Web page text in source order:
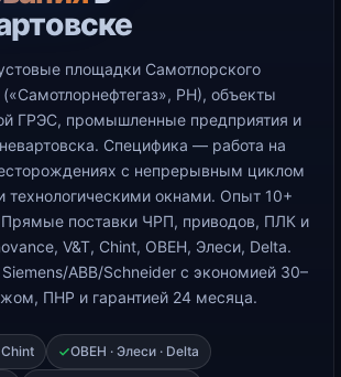
площадки Самотлорского
РН), объекты
ГРЭС, промышленные предприятия и
Специфика — работа на
с непрерывным циклом
технологическими окнами. Опыт 10+
Прямые поставки ЧРП, приводов, ПЛК и
V&T, Chint, ОВЕН, Элеси, Delta.
ABB/Schneider с экономией 30–
ПНР и гарантией 24 месяца.
Chint ОВЕН · Элеси · Delta